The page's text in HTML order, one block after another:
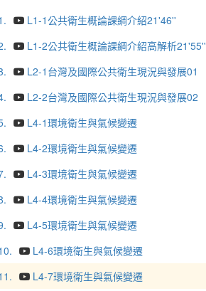
L1-1公共衛生概論課綱介紹21'46''
L1-2公共衛生概論課綱介紹高解析21'55''
L2-1台灣及國際公共衛生現況與發展01
L2-2台灣及國際公共衛生現況與發展02
L4-1環境衛生與氣候變遷
L4-2環境衛生與氣候變遷
L4-3環境衛生與氣候變遷
L4-4環境衛生與氣候變遷
L4-5環境衛生與氣候變遷
L4-6環境衛生與氣候變遷
L4-7環境衛生與氣候變遷